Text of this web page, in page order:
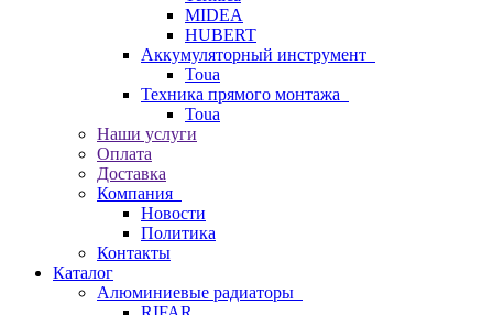
MIDEA
HUBERT
Аккумуляторный инструмент
Toua
Техника прямого монтажа
Toua
Наши услуги
Оплата
Доставка
Компания
Новости
Политика
Контакты
Каталог
Алюминиевые радиаторы